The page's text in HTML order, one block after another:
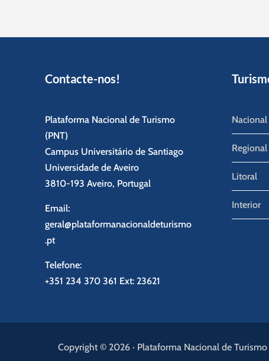
Contacte-nos!
Plataforma Nacional de Turismo
(PNT)
Campus Universitário de Santiago
Universidade de Aveiro
3810-193 Aveiro, Portugal
Email:
geral@plataformanacionaldeturismo
.pt
Telefone:
+351 234 370 361 Ext: 23621
Nacional
Regional
Litoral
Interior
Copyright © 2026 · Plataforma Nacional de